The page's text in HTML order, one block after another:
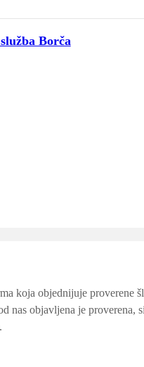
Borča
koja objednijuje proverene
nas objavljena je proverena,